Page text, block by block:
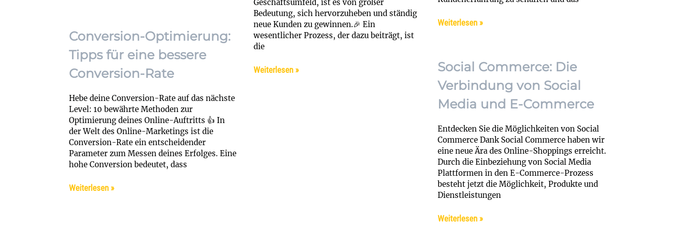
Weiterlesen »
Geschäftsumfeld, ist es von großer
Bedeutung, sich hervorzuheben und ständig
neue Kunden zu gewinnen.🎉 Ein
wesentlicher Prozess, der dazu beiträgt, ist
die
Weiterlesen »
Social Commerce: Die
Verbindung von Social
Media und E-Commerce
Entdecken Sie die Möglichkeiten von Social
Commerce Dank Social Commerce haben wir
eine neue Ära des Online-Shoppings erreicht.
Durch die Einbeziehung von Social Media
Plattformen in den E-Commerce-Prozess
besteht jetzt die Möglichkeit, Produkte und
Dienstleistungen
Weiterlesen »
Conversion-Optimierung:
Tipps für eine bessere
Conversion-Rate
Hebe deine Conversion-Rate auf das nächste
Level: 10 bewährte Methoden zur
Optimierung deines Online-Auftritts 👍 In
der Welt des Online-Marketings ist die
Conversion-Rate ein entscheidender
Parameter zum Messen deines Erfolges. Eine
hohe Conversion bedeutet, dass
Weiterlesen »